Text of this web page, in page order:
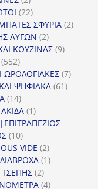
προϊόντα
2222
προϊόντα
ΣΦΥΡΙΑ 22
ΑΥΓΩΝ 22
προϊόντα
ΚΟΥΖΙΝΑΣ 99
552552
προϊόντα
ΩΡΟΛΟΓΙΑΚΕΣ 77
ΨΗΦΙΑΚΑ 6161
1414
προϊόντα
11
προϊόν
1010
προϊόντα
VIDE 22
προϊόντα
11
22
προϊόντα
44